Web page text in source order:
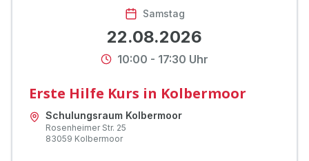
Samstag
22.08.2026
10:00 - 17:30 Uhr
Erste Hilfe Kurs in Kolbermoor
Schulungsraum Kolbermoor
Rosenheimer Str. 25
83059 Kolbermoor